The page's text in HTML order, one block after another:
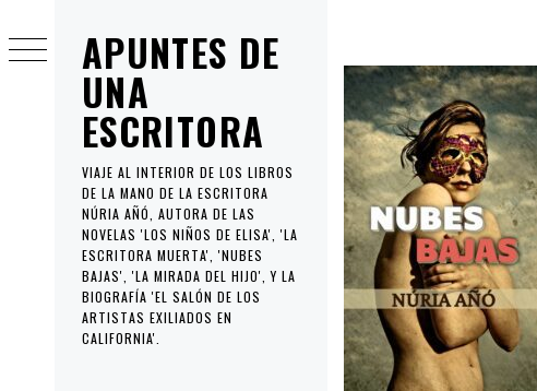
APUNTES DE
UNA
ESCRITORA
VIAJE AL INTERIOR DE LOS LIBROS
DE LA MANO DE LA ESCRITORA
NÚRIA AÑÓ, AUTORA DE LAS
NOVELAS 'LOS NIÑOS DE ELISA', 'LA
ESCRITORA MUERTA', 'NUBES
BAJAS', 'LA MIRADA DEL HIJO', Y LA
BIOGRAFÍA 'EL SALÓN DE LOS
ARTISTAS EXILIADOS EN
CALIFORNIA'.
al
contenido